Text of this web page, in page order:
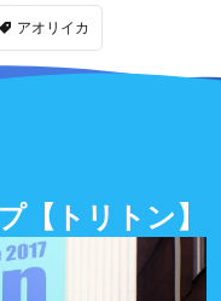
アオリイカ
【トリトン】